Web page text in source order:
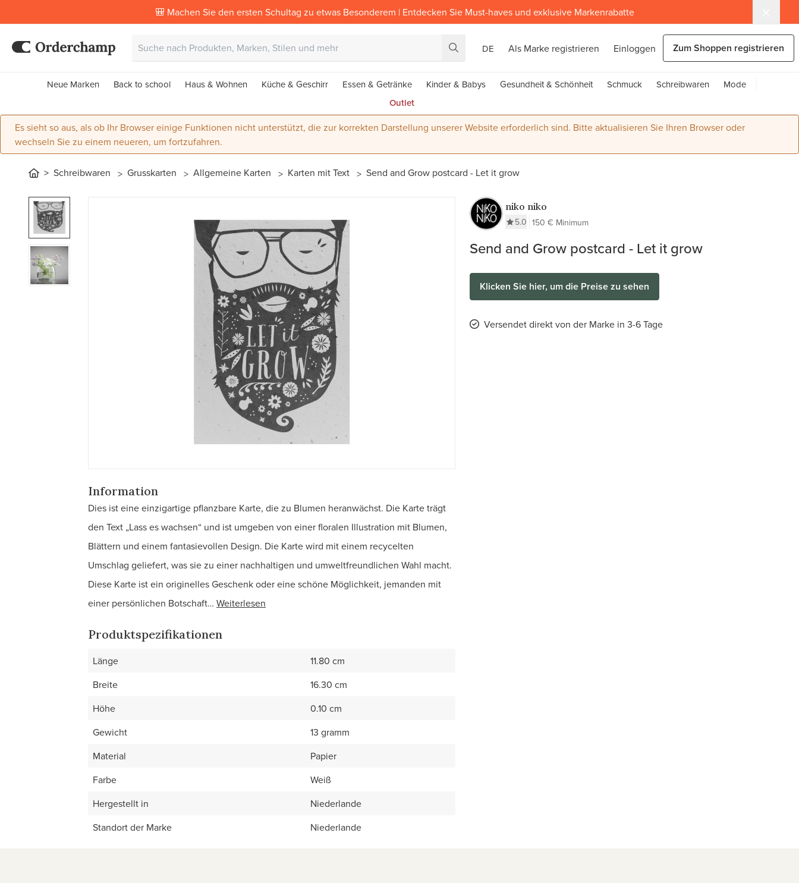
🎒 Machen Sie den ersten Schultag zu etwas Besonderem | Entdecken Sie Must-haves und exklusive Markenrabatte
DE Als Marke registrieren Einloggen Zum Shoppen registrieren
Neue Marken Back to school Haus & Wohnen Küche & Geschirr Essen & Getränke Kinder & Babys Gesundheit & Schönheit Schmuck Schreibwaren
Mode
Outlet
Es sieht so aus, als ob Ihr Browser einige Funktionen nicht unterstützt, die zur korrekten Darstellung unserer Website erforderlich sind. Bitte aktualisieren Sie Ihren Browser oder
wechseln Sie zu einem neueren, um fortzufahren.
Schreibwaren Grusskarten Allgemeine Karten Karten mit Text Send and Grow postcard - Let it grow
niko niko
5.0 150 € Minimum
Send and Grow postcard - Let it grow
Klicken Sie hier, um die Preise zu sehen
Versendet direkt von der Marke in 3-6 Tage
Information
Dies ist eine einzigartige pflanzbare Karte, die zu Blumen heranwächst. Die Karte trägt
den Text „Lass es wachsen“ und ist umgeben von einer floralen Illustration mit Blumen,
Blättern und einem fantasievollen Design. Die Karte wird mit einem recycelten
Umschlag geliefert, was sie zu einer nachhaltigen und umweltfreundlichen Wahl macht.
Diese Karte ist ein originelles Geschenk oder eine schöne Möglichkeit, jemanden mit
einer persönlichen Botschaft… Weiterlesen
Produktspezifikationen
Länge
11.80 cm
Breite
16.30 cm
Höhe
0.10 cm
Gewicht
13 gramm
Material
Papier
Farbe
Weiß
Hergestellt in
Niederlande
Standort der Marke
Niederlande